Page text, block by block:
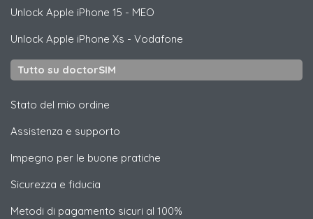
Unlock Apple iPhone 15 - MEO
Unlock Apple iPhone Xs - Vodafone
Tutto su doctorSIM
Stato del mio ordine
Assistenza e supporto
Impegno per le buone pratiche
Sicurezza e fiducia
Metodi di pagamento sicuri al 100%